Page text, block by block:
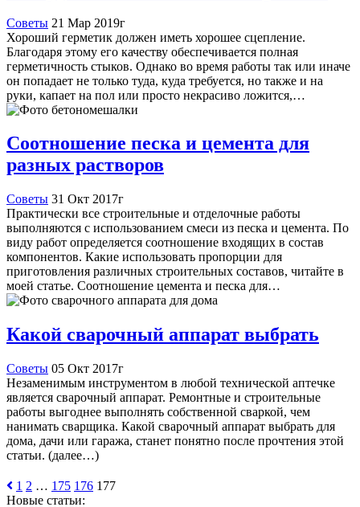
Советы 21 Мар 2019г
Хороший герметик должен иметь хорошее сцепление.
Благодаря этому его качеству обеспечивается полная
герметичность стыков. Однако во время работы так или иначе
он попадает не только туда, куда требуется, но также и на
руки, капает на пол или просто некрасиво ложится,…
Соотношение песка и цемента для
разных растворов
Советы 31 Окт 2017г
Практически все строительные и отделочные работы
выполняются с использованием смеси из песка и цемента. По
виду работ определяется соотношение входящих в состав
компонентов. Какие использовать пропорции для
приготовления различных строительных составов, читайте в
моей статье. Соотношение цемента и песка для…
Какой сварочный аппарат выбрать
Советы 05 Окт 2017г
Незаменимым инструментом в любой технической аптечке
является сварочный аппарат. Ремонтные и строительные
работы выгоднее выполнять собственной сваркой, чем
нанимать сварщика. Какой сварочный аппарат выбрать для
дома, дачи или гаража, станет понятно после прочтения этой
статьи. (далее…)
1 2 … 175 176 177
Новые статьи: